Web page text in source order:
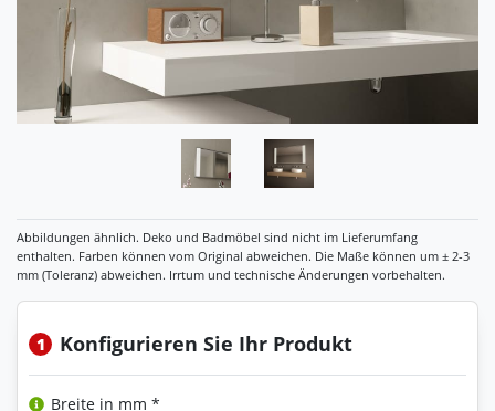
1 Konfigurieren Sie Ihr Produkt
Breite in mm *